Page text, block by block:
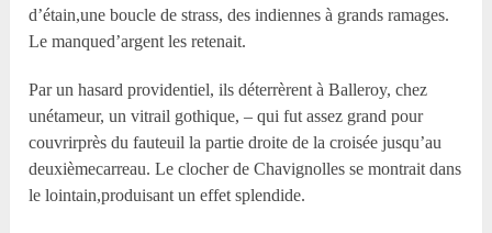
d’étain,une boucle de strass, des indiennes à grands ramages.
Le manqued’argent les retenait.
Par un hasard providentiel, ils déterrèrent à Balleroy, chez
unétameur, un vitrail gothique, – qui fut assez grand pour
couvrirprès du fauteuil la partie droite de la croisée jusqu’au
deuxièmecarreau. Le clocher de Chavignolles se montrait dans
le lointain,produisant un effet splendide.